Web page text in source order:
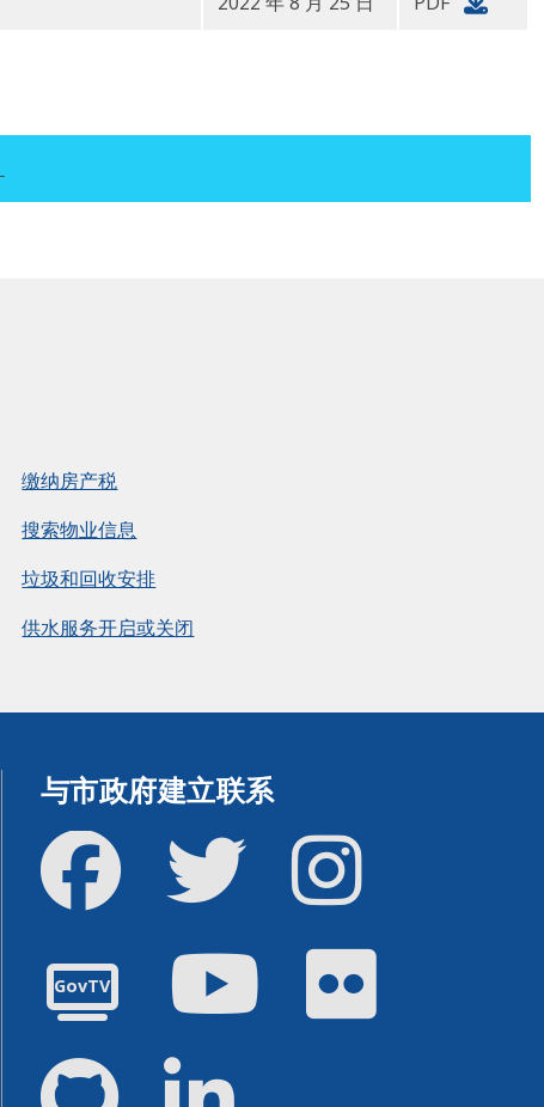
缴纳房产税
搜索物业信息
垃圾和回收安排
供水服务开启或关闭
与市政府建立联系
FacebookTwitter Instagram
GovTV
油管 Flickr
GitHub